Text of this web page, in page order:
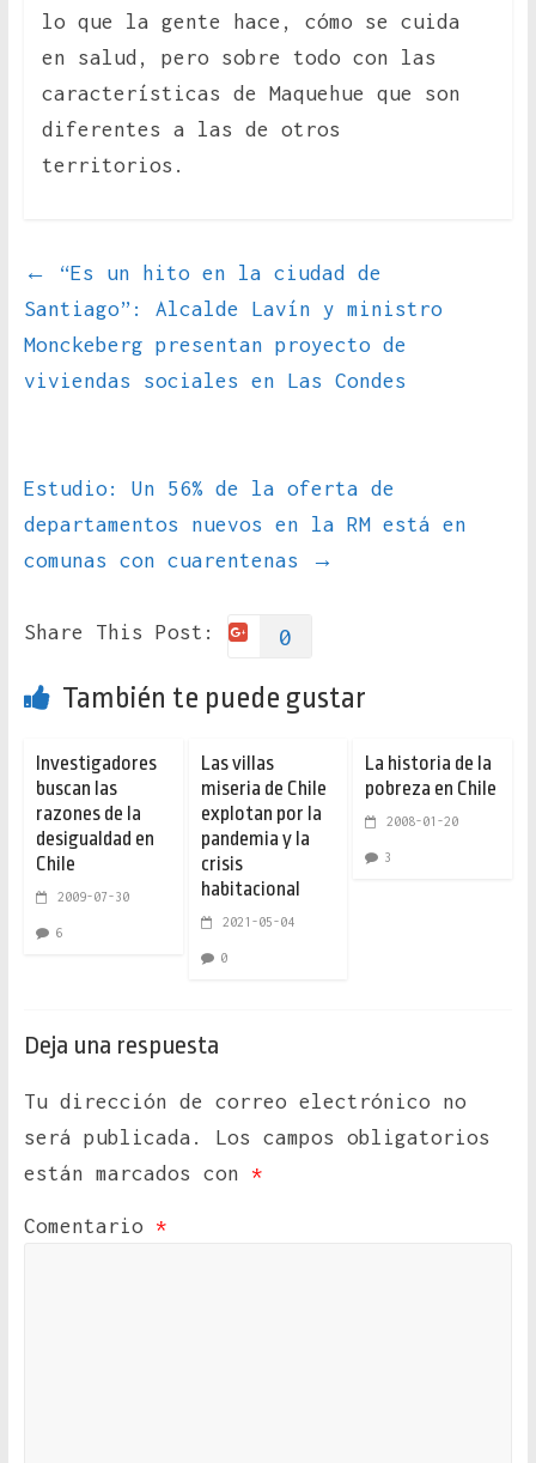
lo que la gente hace, cómo se cuida
en salud, pero sobre todo con las
características de Maquehue que son
diferentes a las de otros
territorios.
←
“Es un hito en la ciudad de
Santiago”: Alcalde Lavín y ministro
Monckeberg presentan proyecto de
viviendas sociales en Las Condes
Estudio: Un 56% de la oferta de
departamentos nuevos en la RM está en
comunas con cuarentenas
→
Share This Post: 0
También te puede gustar
Investigadores
buscan las
razones de la
desigualdad en
Chile
2009-07-30
6
Las villas
miseria de Chile
explotan por la
pandemia y la
crisis
habitacional
2021-05-04
0
La historia de la
pobreza en Chile
2008-01-20
3
Deja una respuesta
Tu dirección de correo electrónico no
será publicada.
Los campos obligatorios
están marcados con *
Comentario *